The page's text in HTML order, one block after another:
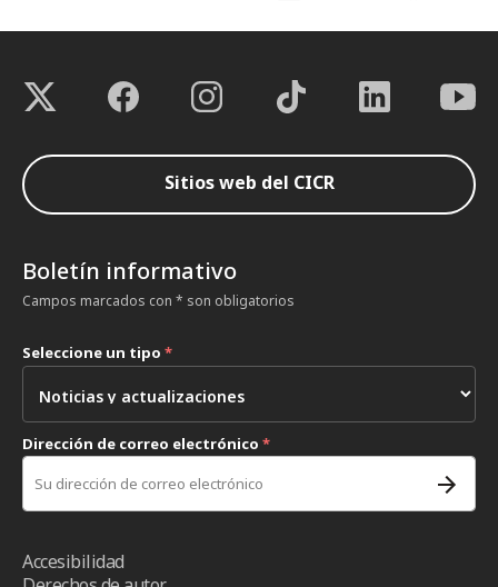
Sitios web del CICR
Boletín informativo
Campos marcados con * son obligatorios
Seleccione un tipo *
Dirección de correo electrónico *
Accesibilidad